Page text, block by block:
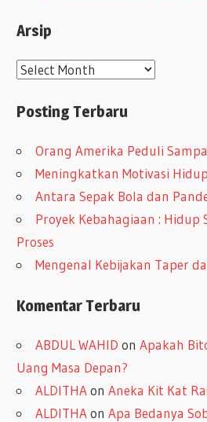
Arsip
A
s
Posting Terbaru
Orang Amerika Peduli
Meningkatkan Motivasi
Antara Sepak Bola dan
Proyek Kebahagiaan :
Proses
Mengenal Kebijakan Taper
Komentar Terbaru
ABDUL WAHID onApakah
Uang Masa Depan?
ALDITHAonAneka Kit Kat
ALDITHAonApa Bedanya